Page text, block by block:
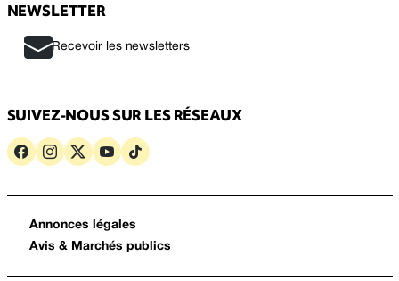
NEWSLETTER
Recevoir les newsletters
SUIVEZ-NOUS SUR LES RÉSEAUX
Annonces légales
Avis & Marchés publics